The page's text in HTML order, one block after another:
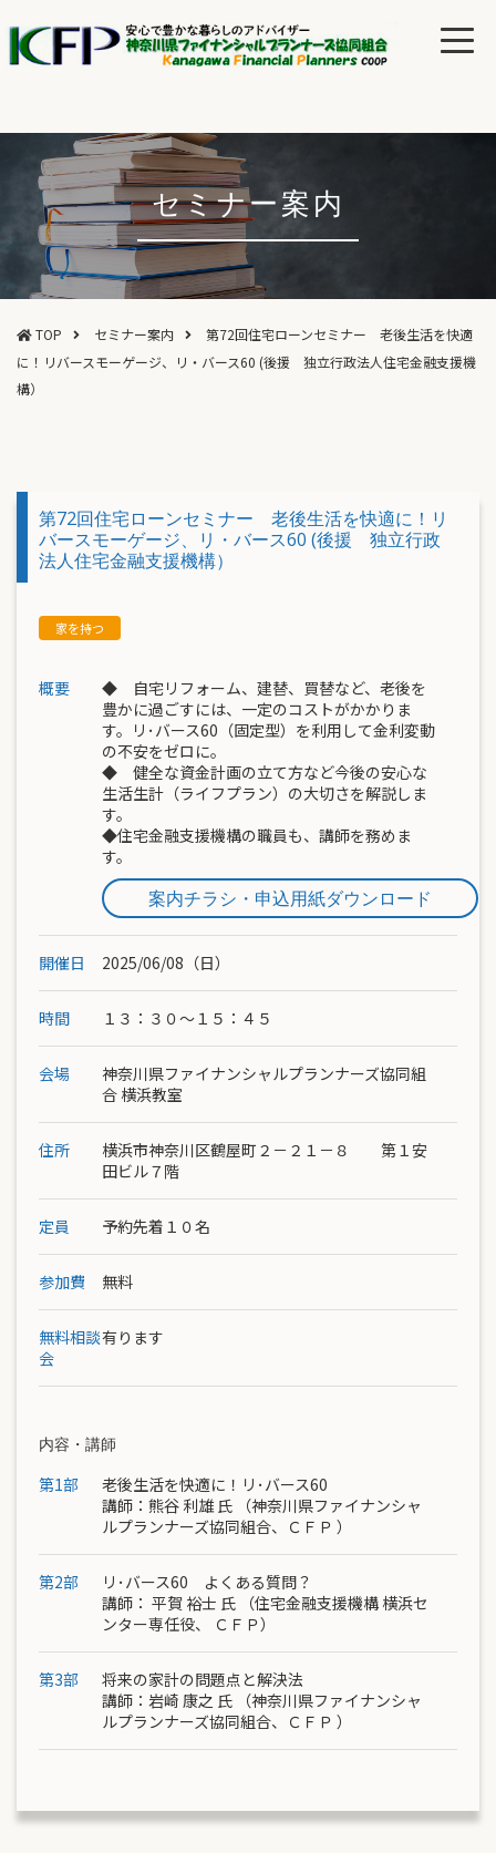
セミナー案内
TOP セミナー案内
第72回住宅ローンセミナー 老後生活を快適
に！リバースモーゲージ、リ・バース60 (後援 独立行政法人住宅金融支援機
構）
第72回住宅ローンセミナー 老後生活を快適に！リ
バースモーゲージ、リ・バース60 (後援 独立行政
法人住宅金融支援機構）
概要
◆ 自宅リフォーム、建替、買替など、老後を
豊かに過ごすには、一定のコストがかかりま
す。リ･バース60（固定型）を利用して金利変動
の不安をゼロに。
◆ 健全な資金計画の立て方など今後の安心な
生活生計（ライフプラン）の大切さを解説しま
す。
◆住宅金融支援機構の職員も、講師を務めま
す。
案内チラシ・申込用紙ダウンロード
開催日 2025/06/08（日）
時間 １３：３０～１５：４５
会場
神奈川県ファイナンシャルプランナーズ協同組
合 横浜教室
住所
横浜市神奈川区鶴屋町２－２１－８ 第１安
田ビル７階
定員 予約先着１０名
参加費 無料
無料相談
会
有ります
内容・講師
第1部
老後生活を快適に！リ･バース60
講師：熊谷 利雄 氏 （神奈川県ファイナンシャ
ルプランナーズ協同組合、ＣＦＰ ）
第2部
リ･バース60 よくある質問？
講師： 平賀 裕士 氏 （住宅金融支援機構 横浜セ
ンター専任役、 ＣＦＰ）
第3部
将来の家計の問題点と解決法
講師：岩崎 康之 氏 （神奈川県ファイナンシャ
ルプランナーズ協同組合、ＣＦＰ ）